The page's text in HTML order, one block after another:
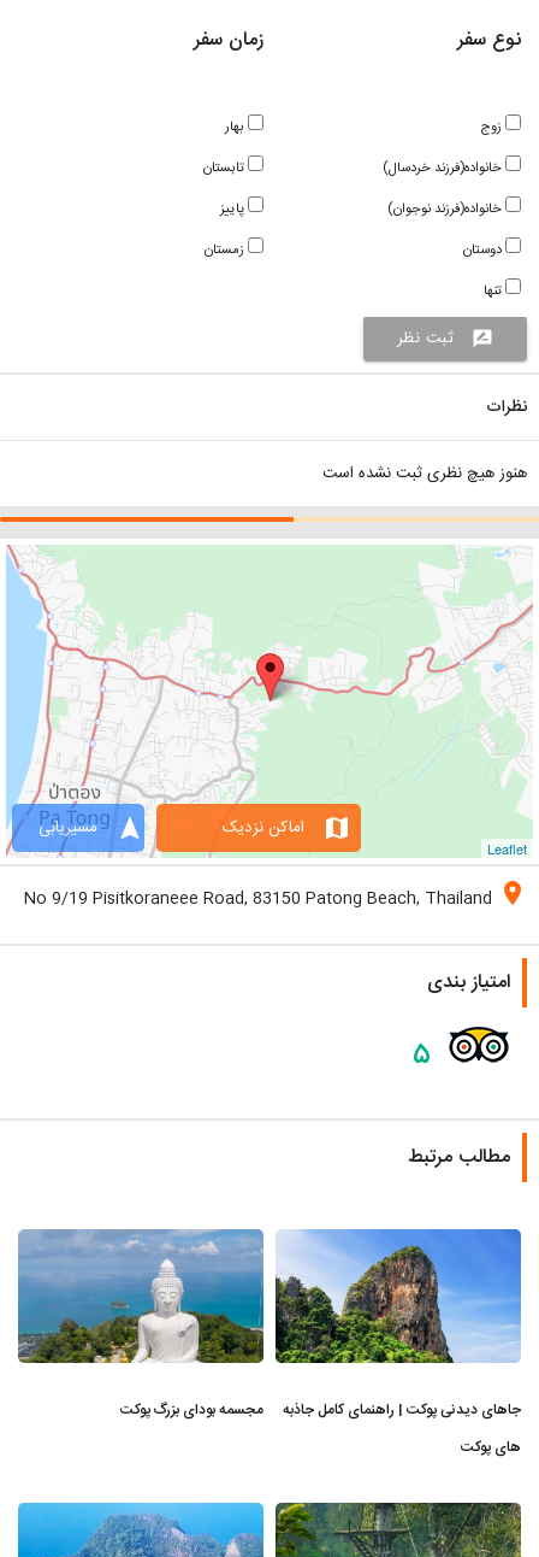
زمان سفر
بهار
تابستان
پاییز
زمستان
نوع سفر
زوج
خانواده(فرزند خردسال)
خانواده(فرزند نوجوان)
دوستان
تنها
rate_review ثبت نظر
نظرات
هنوز هیچ نظری ثبت نشده است
Leaflet
navigation مسیریابی map اماکن نزدیک
location_on
No 9/19 Pisitkoraneee Road, 83150 Patong Beach, Thailand
امتیاز بندی
۵
مطالب مرتبط
جاهای دیدنی پوکت | راهنمای کامل جاذبه
های پوکت
مجسمه بودای بزرگ پوکت